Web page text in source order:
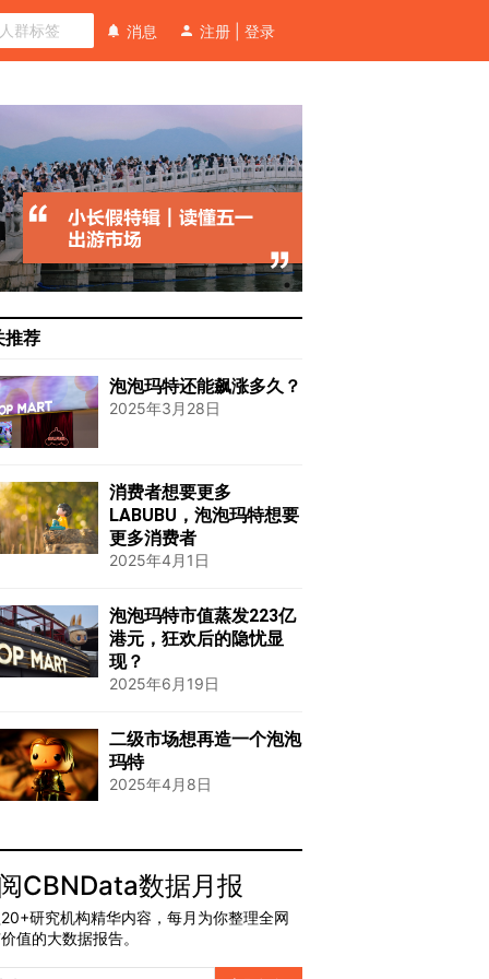
消息 注册 登录
推荐
泡泡玛特还能飙涨多久？
2025年3月28日
消费者想要更多
LABUBU，泡泡玛特想要
更多消费者
2025年4月1日
泡泡玛特市值蒸发223亿
港元，狂欢后的隐忧显
现？
2025年6月19日
二级市场想再造一个泡泡
玛特
2025年4月8日
CBNData数据月报
研究机构精华内容，每月为你整理全网
值的大数据报告。